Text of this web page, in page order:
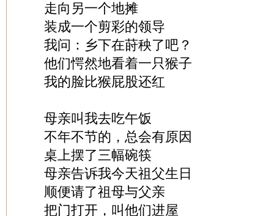
走向另一个地摊
装成一个剪彩的领导
我问：乡下在莳秧了吧？
他们愕然地看着一只猴子
我的脸比猴屁股还红
母亲叫我去吃午饭
不年不节的，总会有原因
桌上摆了三幅碗筷
母亲告诉我今天祖父生日
顺便请了祖母与父亲
把门打开，叫他们进屋